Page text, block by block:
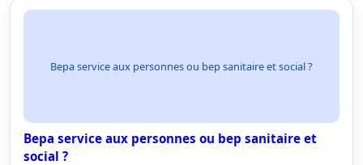
Bepa service aux personnes ou bep sanitaire et social ?
Bepa service aux personnes ou bep sanitaire et
social ?